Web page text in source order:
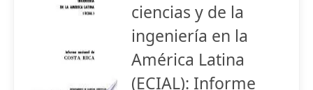
ciencias y de la
ingeniería en la
América Latina
(ECIAL): Informe